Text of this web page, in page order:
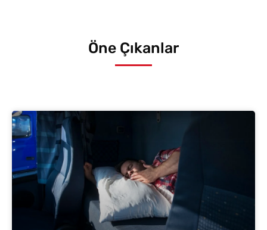
Öne Çıkanlar